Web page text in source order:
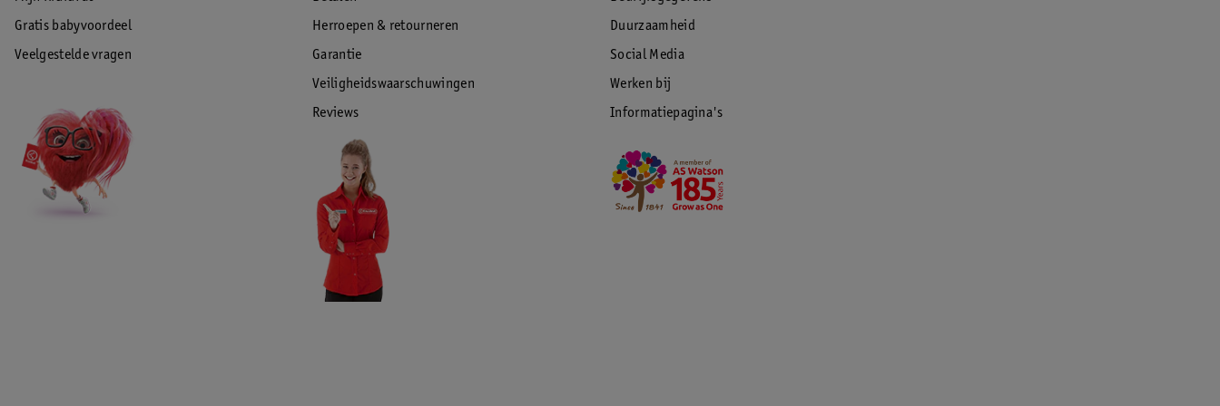
Gratis babyvoordeel
Veelgestelde vragen
Herroepen & retourneren
Garantie
Veiligheidswaarschuwingen
Reviews
Duurzaamheid
Social Media
Werken bij
Informatiepagina's